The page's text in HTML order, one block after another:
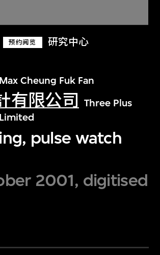
预约阅览 研究中心
Max Cheung Fuk Fan
有限公司
Three Plus
pulse watch
2001, digitised
品
级的二十及二十一世纪视觉